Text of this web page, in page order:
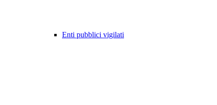
Enti pubblici vigilati